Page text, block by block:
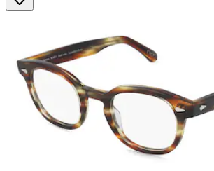
Sternen.